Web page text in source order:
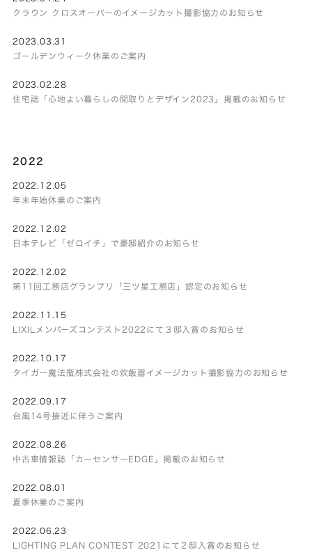
クラウン クロスオーバーのイメージカット撮影協力のお知らせ
2023.03.31
ゴールデンウィーク休業のご案内
2023.02.28
住宅誌「心地よい暮らしの間取りとデザイン2023」掲載のお知らせ
2022
2022.12.05
年末年始休業のご案内
2022.12.02
日本テレビ「ゼロイチ」で豪邸紹介のお知らせ
2022.12.02
第11回工務店グランプリ「三ツ星工務店」認定のお知らせ
2022.11.15
LIXILメンバーズコンテスト2022にて３邸入賞のお知らせ
2022.10.17
タイガー魔法瓶株式会社の炊飯器イメージカット撮影協力のお知らせ
2022.09.17
台風14号接近に伴うご案内
2022.08.26
中古車情報誌「カーセンサーEDGE」掲載のお知らせ
2022.08.01
夏季休業のご案内
2022.06.23
LIGHTING PLAN CONTEST 2021にて２邸入賞のお知らせ